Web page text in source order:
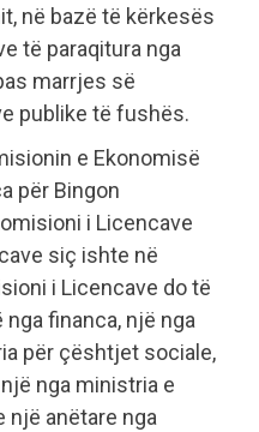
në bazë të kërkesës
të paraqitura nga
marrjes së
publike të fushës.
e Ekonomisë
për Bingon
i Licencave
siç ishte në
i Licencave do të
financa, një nga
për çështjet sociale,
nga ministria e
një anëtare nga